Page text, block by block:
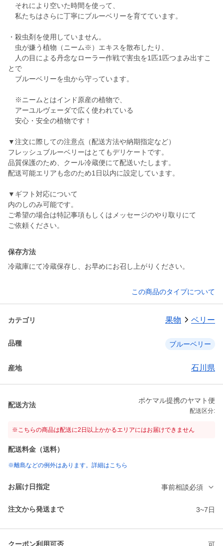
それにより空いた時間を使って、
私たちはさらに丁寧にブルーベリーを育てています。
・殺虫剤を使用していません。
虫が嫌う植物（ニーム※）エキスを散布したり、
人の目による丹念なローラー作戦で害虫を1匹1匹つまみ出すこ
とで
ブルーベリーを虫から守っています。
※ニームとはインド原産の植物で、
アーユルヴェーダで広く使われている
安心・安全の植物です！
▼注文に際しての注意点（配送方法や納期指定など）
フレッシュブルーベリーはとてもデリケートです。
品質保護のため、クール冷蔵便にて配送いたします。
配送可能エリアも念のため1日以内に設定しています。
▼ギフト対応について
内のしのみ可能です。
ご希望の場合は特記事項もしくはメッセージのやり取りにて
ご依頼ください。
保存方法
冷蔵庫にて冷蔵保存し、お早めにお召し上がりください。
この商品のタイプについて
カテゴリ 果物 ベリー
品種 ブルーベリー
産地 石川県
配送方法
ポケマル提携のヤマト便
配送区分:
※こちらの商品は配送に2日以上かかるエリアにはお届けできません
配送料金（送料）
※離島などの例外はあります。詳細はこちら
お届け日指定 事前相談必須
注文から発送まで 3~7日
クーポン利用可否 可